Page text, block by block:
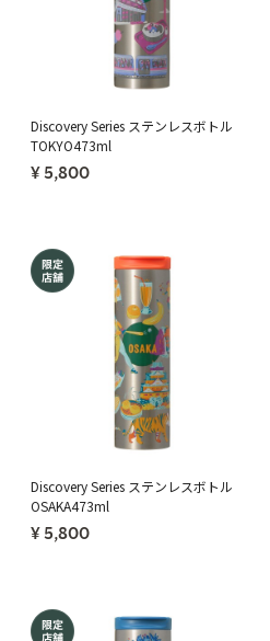
Discovery Series ステンレスボトル
TOKYO473ml
¥ 5,800
Discovery Series ステンレスボトル
OSAKA473ml
¥ 5,800